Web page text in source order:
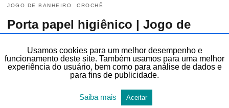
JOGO DE BANHEIRO CROCHÊ
Porta papel higiênico | Jogo de
20 de outubro de 2017
(mais…)
Usamos cookies para um melhor desempenho e
funcionamento deste site. Também usamos para uma melhor
experiência do usuário, bem como para análise de dados e
para fins de publicidade.
Saiba mais Aceitar